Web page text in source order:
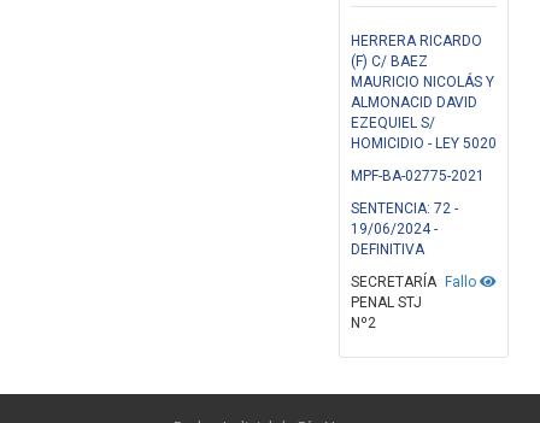
HERRERA RICARDO
(F) C/ BAEZ
MAURICIO NICOLÁS Y
ALMONACID DAVID
EZEQUIEL S/
HOMICIDIO - LEY 5020
MPF-BA-02775-2021
SENTENCIA: 72 -
19/06/2024 -
DEFINITIVA
Fallo
SECRETARÍA
PENAL STJ
Nº2